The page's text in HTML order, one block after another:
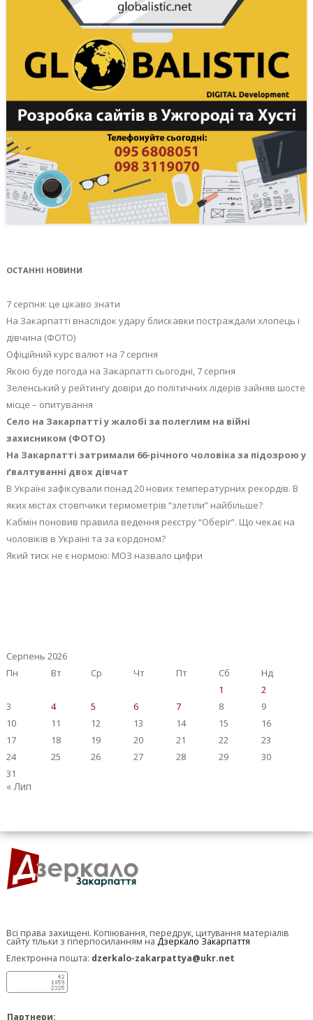
ОСТАННІ НОВИНИ
7 серпня: це цікаво знати
На Закарпатті внаслідок удару блискавки постраждали хлопець і
дівчина (ФОТО)
Офіційний курс валют на 7 серпня
Якою буде погода на Закарпатті сьогодні, 7 серпня
Зеленський у рейтингу довіри до політичних лідерів зайняв шосте
місце – опитування
Село на Закарпатті у жалобі за полеглим на війні
захисником (ФОТО)
На Закарпатті затримали 66-річного чоловіка за підозрою у
ґвалтуванні двох дівчат
В Україні зафіксували понад 20 нових температурних рекордів. В
яких містах стовпчики термометрів “злетіли” найбільше?
Кабмін поновив правила ведення реєстру “Оберіг”. Що чекає на
чоловіків в Україні та за кордоном?
Який тиск не є нормою: МОЗ назвало цифри
Серпень 2026
Пн
Вт Ср Чт Пт Сб
Нд
1
2
3
4 5 6 7 8
9
10
11 12 13 14 15
16
17
18 19 20 21 22
23
24
25 26 27 28 29
30
31
« Лип
Всі права захищені. Копіювання, передрук, цитування матеріалів
сайту тільки з гіперпосиланням на Дзеркало Закарпаття
Електронна пошта: dzerkalo-zakarpattya@ukr.net
Партнери: